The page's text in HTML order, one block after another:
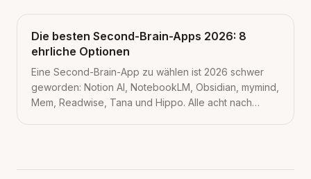
Die besten Second-Brain-Apps 2026: 8
ehrliche Optionen
Eine Second-Brain-App zu wählen ist 2026 schwer
geworden: Notion AI, NotebookLM, Obsidian, mymind,
Mem, Readwise, Tana und Hippo. Alle acht nach